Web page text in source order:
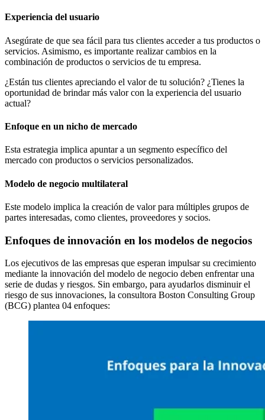
Experiencia del usuario
Asegúrate de que sea fácil para tus clientes acceder a tus productos o
servicios. Asimismo, es importante realizar cambios en la
combinación de productos o servicios de tu empresa.
¿Están tus clientes apreciando el valor de tu solución? ¿Tienes la
oportunidad de brindar más valor con la experiencia del usuario
actual?
Enfoque en un nicho de mercado
Esta estrategia implica apuntar a un segmento específico del
mercado con productos o servicios personalizados.
Modelo de negocio multilateral
Este modelo implica la creación de valor para múltiples grupos de
partes interesadas, como clientes, proveedores y socios.
Enfoques de innovación en los modelos de negocios
Los ejecutivos de las empresas que esperan impulsar su crecimiento
mediante la innovación del modelo de negocio deben enfrentar una
serie de dudas y riesgos. Sin embargo, para ayudarlos disminuir el
riesgo de sus innovaciones, la consultora Boston Consulting Group
(BCG) plantea 04 enfoques: